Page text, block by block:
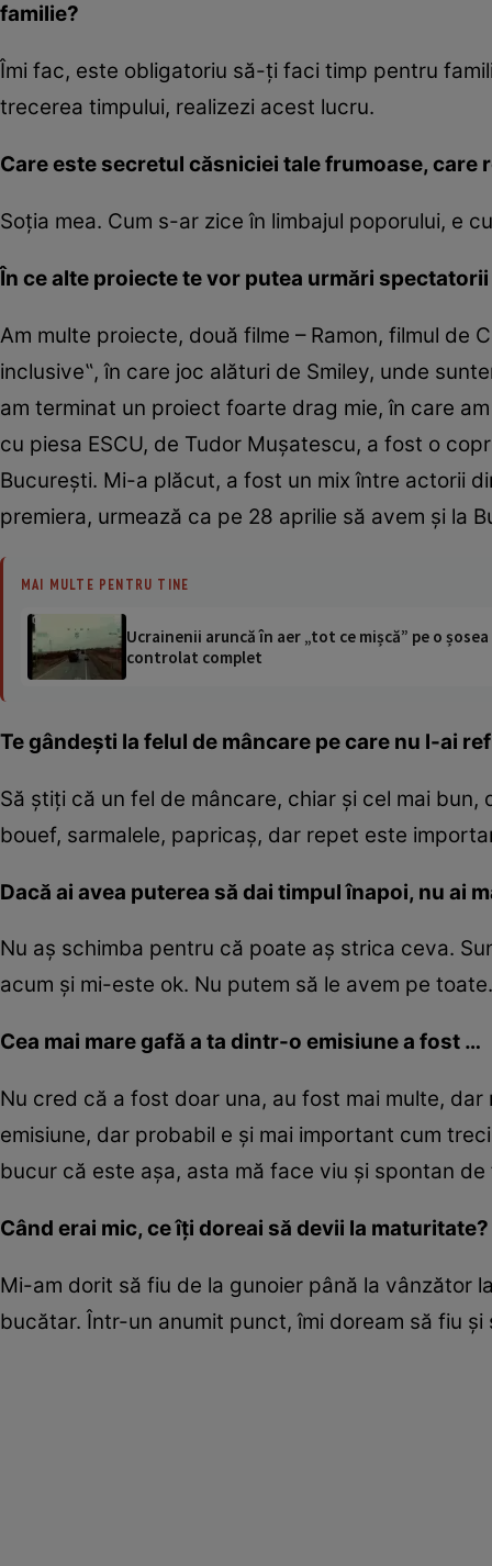
familie?
Îmi fac, este obligatoriu să-ți faci timp pentru
trecerea timpului, realizezi acest lucru.
Care este secretul căsniciei tale frumoase, care
Soția mea. Cum s-ar zice în limbajul poporului, e
În ce alte proiecte te vor putea urmări
Am multe proiecte, două filme – Ramon, filmul de
inclusive‟, în care joc alături de Smiley, unde
am terminat un proiect foarte drag mie, în care
cu piesa ESCU, de Tudor Mușatescu, a fost o
București. Mi-a plăcut, a fost un mix între actorii
premiera, urmează ca pe 28 aprilie să avem și la
MAI MULTE PENTRU TINE
Ucrainenii aruncă în aer „tot ce mișcă” pe o
controlat complet
Te gândești la felul de mâncare pe care nu l-ai
Să știți că un fel de mâncare, chiar și cel mai
bouef, sarmalele, papricaș, dar repet este
Dacă ai avea puterea să dai timpul înapoi, nu ai
Nu aș schimba pentru că poate aș strica ceva.
acum și mi-este ok. Nu putem să le avem pe
Cea mai mare gafă a ta dintr-o emisiune a fost …
Nu cred că a fost doar una, au fost mai multe,
emisiune, dar probabil e și mai important cum
bucur că este așa, asta mă face viu și spontan
Când erai mic, ce îți doreai să devii la maturitate?
Mi-am dorit să fiu de la gunoier până la vânzător
bucătar. Într-un anumit punct, îmi doream să fiu